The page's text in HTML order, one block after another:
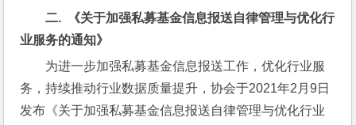
二.
《关于加强私募基金信息报送自律管理与优化行
业服务的通知》
为进一步加强私募基金信息报送工作，优化行业服
务，持续推动行业数据质量提升，协会于2021年2月9日
发布《关于加强私募基金信息报送自律管理与优化行业